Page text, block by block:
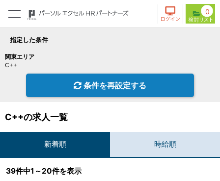
0
指定した条件
関東エリア
C++
条件を再設定する
C++の求人一覧
新着順 時給順
39件中1～20件を表示